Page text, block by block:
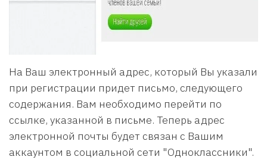
На Ваш электронный адрес, который Вы указали
при регистрации придет письмо, следующего
содержания. Вам необходимо перейти по
ссылке, указанной в письме. Теперь адрес
электронной почты будет связан с Вашим
аккаунтом в социальной сети "Одноклассники".